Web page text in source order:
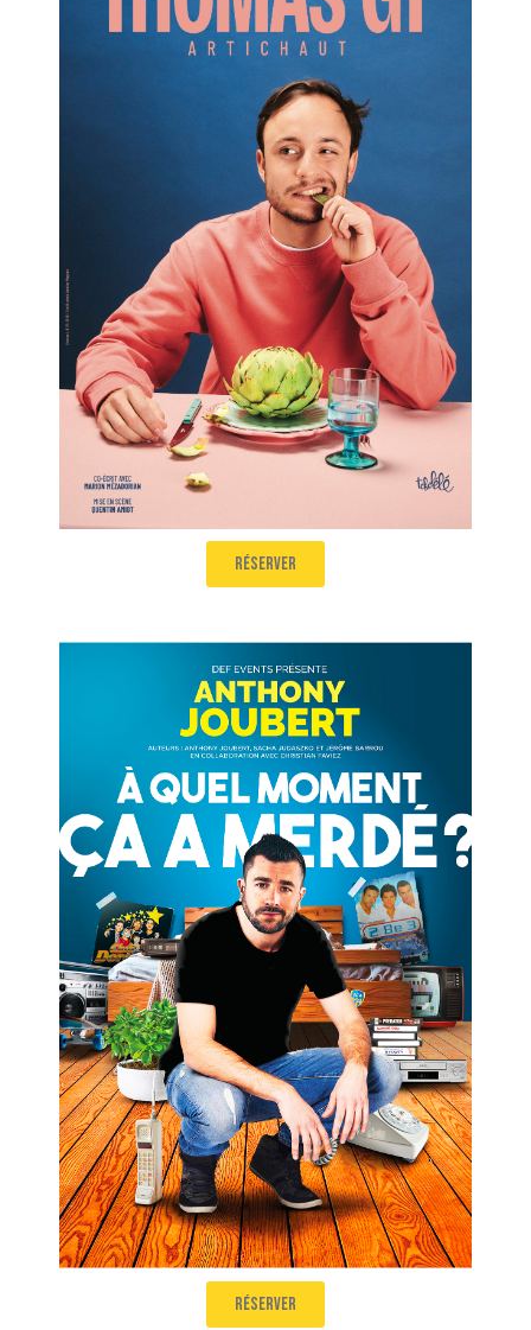
THOMAS GT
Artichaut
Salle 2
Le 13 juillet à 16h20 et le 20
juillet à 18h20
réserver
Anthony Joubert
À quel moment ça a merdé ?
Salle 2
Le vendredi 10 juillet à 20h00
/ Le lundi 13 juillet à 18h20 /
Le mercredi 15 juillet à 20h00
/ Le lundi 20 juillet à 16h20
réserver